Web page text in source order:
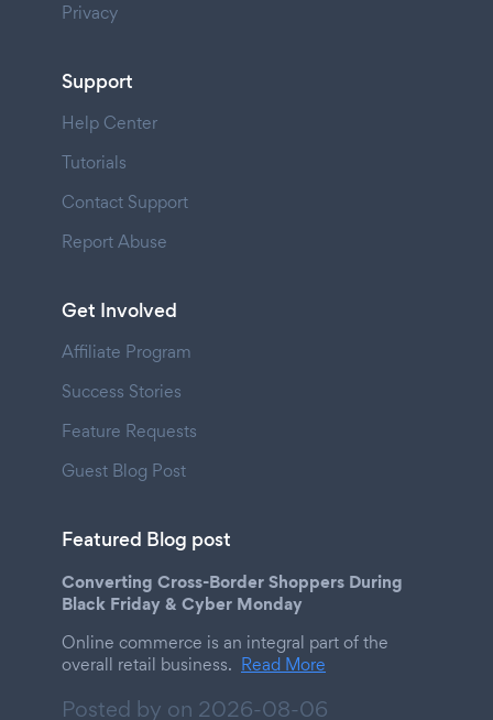
Privacy
Support
Help Center
Tutorials
Contact Support
Report Abuse
Get Involved
Affiliate Program
Success Stories
Feature Requests
Guest Blog Post
Featured Blog post
Converting Cross-Border Shoppers During
Black Friday & Cyber Monday
Online commerce is an integral part of the
overall retail business. Read More
Posted by on 2026-08-06